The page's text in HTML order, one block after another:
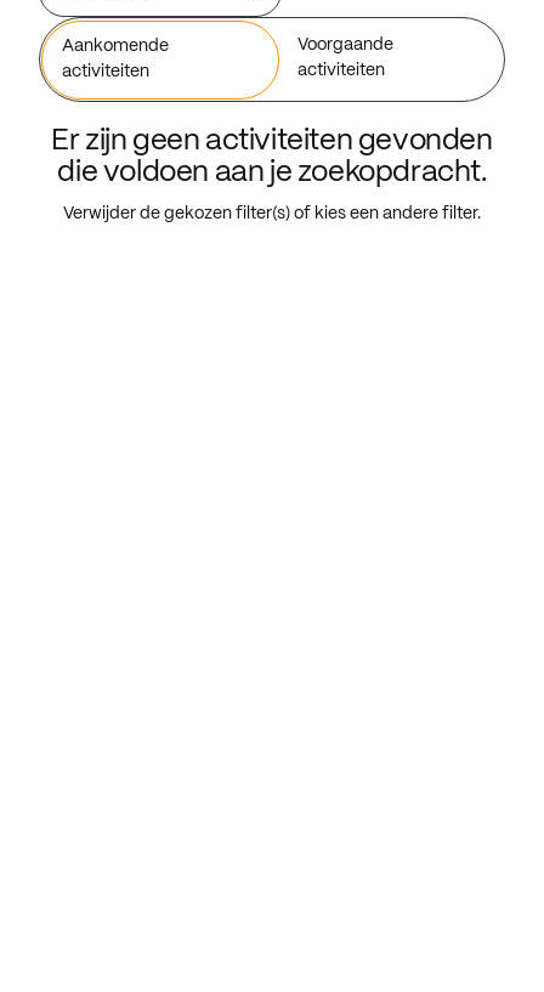
Aankomende
activiteiten
Voorgaande
activiteiten
Er zijn geen activiteiten gevonden
die voldoen aan je zoekopdracht.
Verwijder de gekozen filter(s) of kies een andere filter.